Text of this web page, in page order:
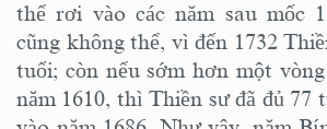
thể rơi vào các năm sau mốc
cũng không thể, vì đến 1732
tuổi; còn nếu sớm hơn một
năm 1610, thì Thiền sư đã đủ 77